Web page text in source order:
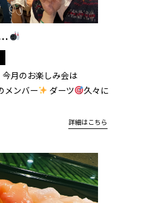
月のお楽しみ会は
メンバー ダーツ
久々に
詳細はこちら